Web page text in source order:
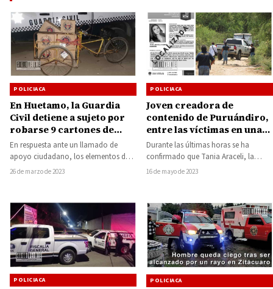
POLICIACA
En Huetamo, la Guardia
Civil detiene a sujeto por
robarse 9 cartones de
cerveza
En respuesta ante un llamado de
apoyo ciudadano, los elementos de
la Secretaría de Seguridad Pública
26 de marzo de 2023
POLICIACA
Joven creadora de
contenido de Puruándiro,
entre las víctimas en una
fosa clandestina en Villa
Morelos
Durante las últimas horas se ha
confirmado que Tania Araceli, la
joven desaparecida desde hace más
16 de mayo de 2023
POLICIACA POLICIACA